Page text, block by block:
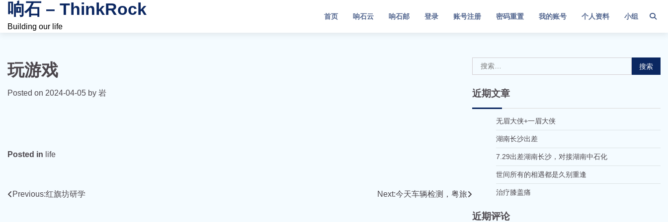
Skip
content
响石 – ThinkRock
Building our life
首页 响石云 响石邮 登录 账号注册 密码重置 我的账号 个人资料 小组
玩游戏
Posted on 2024-04-05 by 岩
Posted in life
文Previous:红旗坊研学 Next:今天车辆检测，粤旅
索：
近期文章
无眉大侠+一眉大侠
湖南长沙出差
7.29出差湖南长沙，对接湖南中石化
世间所有的相遇都是久别重逢
治疗膝盖痛
近期评论